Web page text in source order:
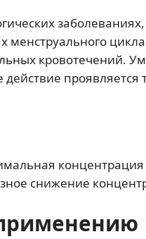
менструального
кровотечений.
действие проявляется
концентрация
снижение